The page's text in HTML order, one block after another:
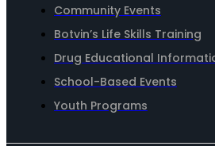
Community Events
Botvin’s Life Skills Training
Drug Educational
School-Based Events
Youth Programs